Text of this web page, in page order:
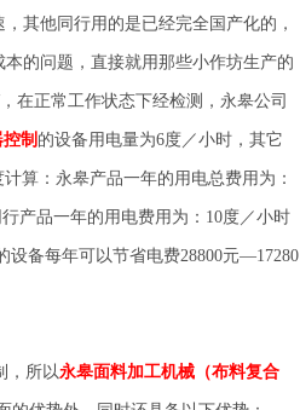
其他同行用的是已经完全国产化的，
的问题，直接就用那些小作坊生产的
在正常工作状态下经检测，永皋公司
制 的设备用电量为6度／小时，其它
算：永皋产品一年的用电总费用为：
产品一年的用电费用为：10度／小时
设备每年可以节省电费28800元—17280
，所以永皋面料加工机械（布料复合